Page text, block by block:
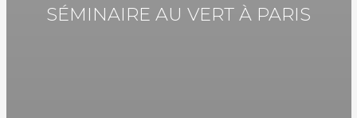
SÉMINAIRE AU VERT À PARIS